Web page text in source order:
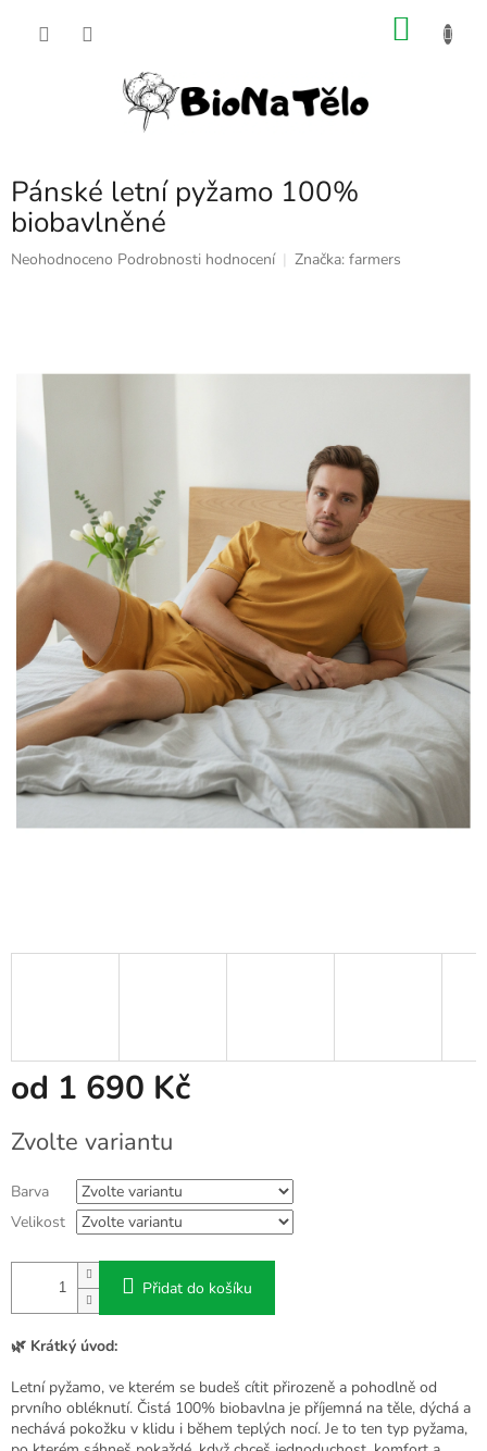
Pánské letní pyžamo 100%
biobavlněné
Průměrné
hvězdiček.
Neohodnoceno Podrobnosti hodnocení Značka: farmers
od 1 690 Kč
cena:
Zvolte variantu
Barva
Velikost
Přidat do košíku
🌿 Krátký úvod:
Letní pyžamo, ve kterém se budeš cítit přirozeně a pohodlně od
prvního obléknutí. Čistá 100% biobavlna je příjemná na těle, dýchá a
nechává pokožku v klidu i během teplých nocí. Je to ten typ pyžama,